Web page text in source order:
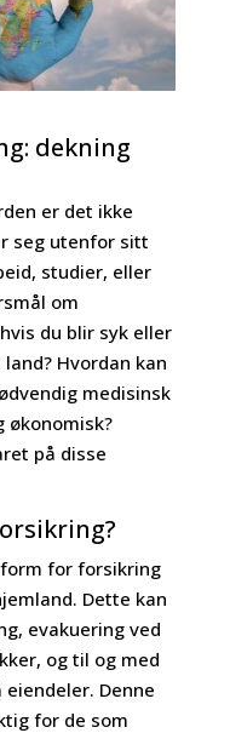
dekning
er det ikke
seg utenfor sitt
studier, eller
om
du blir syk eller
Hvordan kan
medisinsk
økonomisk?
på disse
for forsikring
Dette kan
evakuering ved
og til og med
Denne
for de som